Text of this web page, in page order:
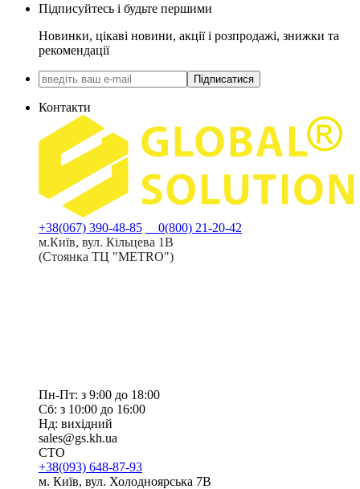
Підписуйтесь і будьте першими
Новинки, цікаві новини, акції і розпродажі, знижки та
рекомендації
Підписатися
Контакти
+38(067) 390-48-85
0(800) 21-20-42
м.Київ, вул. Кільцева 1В
(Стоянка ТЦ "METRO")
Пн-Пт: з 9:00 до 18:00
Сб: з 10:00 до 16:00
Нд: вихідний
sales@gs.kh.ua
СТО
+38(093) 648-87-93
м. Київ, вул. Холодноярська 7В